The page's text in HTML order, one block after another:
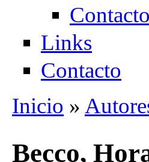
Links
Contacto
Se encuentra usted
Inicio »
Becco,